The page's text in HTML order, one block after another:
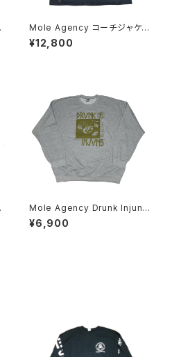
Mole Agency コーチジャケッ
ト Wes Humpston 手刷り
¥12,800
Mole Agency Drunk Injuns
スウェット 手刷り
¥6,900